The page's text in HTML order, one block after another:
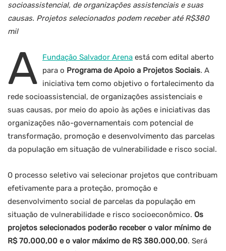
socioassistencial, de organizações assistenciais e suas
causas. Projetos selecionados podem receber até R$380
mil
A Fundação Salvador Arena está com edital aberto
para o Programa de Apoio a Projetos Sociais. A
iniciativa tem como objetivo o fortalecimento da
rede socioassistencial, de organizações assistenciais e
suas causas, por meio do apoio às ações e iniciativas das
organizações não-governamentais com potencial de
transformação, promoção e desenvolvimento das parcelas
da população em situação de vulnerabilidade e risco social.
O processo seletivo vai selecionar projetos que contribuam
efetivamente para a proteção, promoção e
desenvolvimento social de parcelas da população em
situação de vulnerabilidade e risco socioeconômico. Os
projetos selecionados poderão receber o valor mínimo de
R$ 70.000,00 e o valor máximo de R$ 380.000,00. Será